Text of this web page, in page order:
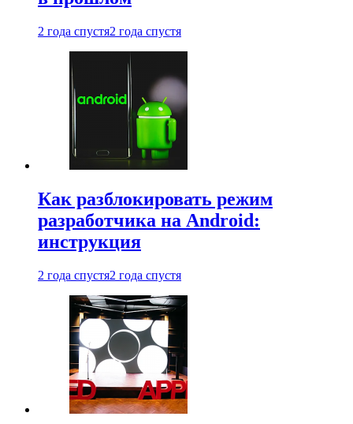
2 года спустя2 года спустя
Как разблокировать режим
разработчика на Android:
инструкция
2 года спустя2 года спустя